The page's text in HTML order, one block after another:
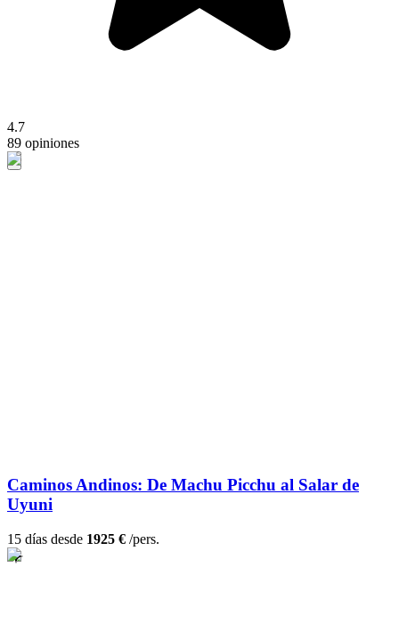
4.7
89 opiniones
Caminos Andinos: De Machu Picchu al Salar de
Uyuni
15 días desde 1925 € /pers.